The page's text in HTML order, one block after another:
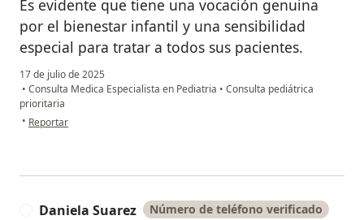
Es evidente que tiene una vocación genuina
por el bienestar infantil y una sensibilidad
especial para tratar a todos sus pacientes.
17 de julio de 2025
• Consulta Medica Especialista en Pediatria • Consulta pediátrica
prioritaria
• en opinión del usuario JJG
Reportar
Daniela Suarez Número de teléfono verificado